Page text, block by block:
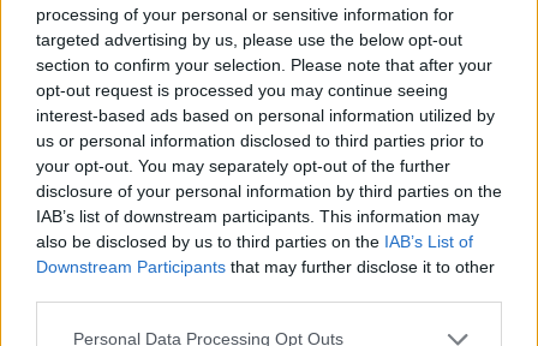
processing of your personal or sensitive information for
targeted advertising by us, please use the below opt-out
section to confirm your selection. Please note that after your
opt-out request is processed you may continue seeing
interest-based ads based on personal information utilized by
us or personal information disclosed to third parties prior to
your opt-out. You may separately opt-out of the further
disclosure of your personal information by third parties on the
IAB’s list of downstream participants. This information may
also be disclosed by us to third parties on the IAB’s List of
Downstream Participants that may further disclose it to other
Personal Data Processing Opt Outs